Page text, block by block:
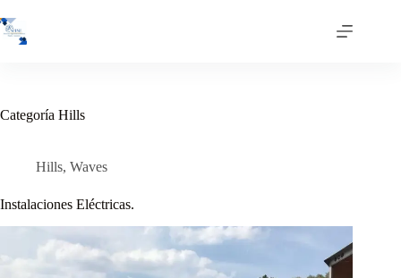
al
contenido
Categoría Hills
Hills, Waves
Instalaciones Eléctricas.